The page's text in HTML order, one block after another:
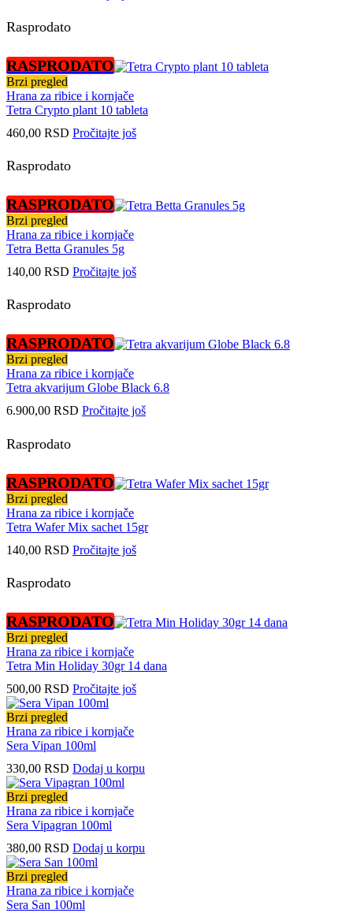
Rasprodato
RASPRODATO
Brzi pregled
Hrana za ribice i kornjače
Tetra Crypto plant 10 tableta
460,00 RSD Pročitajte još
Rasprodato
RASPRODATO
Brzi pregled
Hrana za ribice i kornjače
Tetra Betta Granules 5g
140,00 RSD Pročitajte još
Rasprodato
RASPRODATO
Brzi pregled
Hrana za ribice i kornjače
Tetra akvarijum Globe Black 6.8
6.900,00 RSD Pročitajte još
Rasprodato
RASPRODATO
Brzi pregled
Hrana za ribice i kornjače
Tetra Wafer Mix sachet 15gr
140,00 RSD Pročitajte još
Rasprodato
RASPRODATO
Brzi pregled
Hrana za ribice i kornjače
Tetra Min Holiday 30gr 14 dana
500,00 RSD Pročitajte još
Brzi pregled
Hrana za ribice i kornjače
Sera Vipan 100ml
330,00 RSD Dodaj u korpu
Brzi pregled
Hrana za ribice i kornjače
Sera Vipagran 100ml
380,00 RSD Dodaj u korpu
Brzi pregled
Hrana za ribice i kornjače
Sera San 100ml